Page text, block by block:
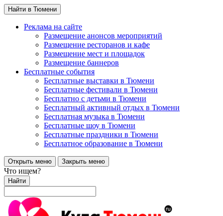
Найти в Тюмени
Реклама на сайте
Размещение анонсов мероприятий
Размещение ресторанов и кафе
Размещение мест и площадок
Размещение баннеров
Бесплатные события
Бесплатные выставки в Тюмени
Бесплатные фестивали в Тюмени
Бесплатно с детьми в Тюмени
Бесплатный активный отдых в Тюмени
Бесплатная музыка в Тюмени
Бесплатные шоу в Тюмени
Бесплатные праздники в Тюмени
Бесплатное образование в Тюмени
Открыть меню Закрыть меню
Что ищем?
Найти